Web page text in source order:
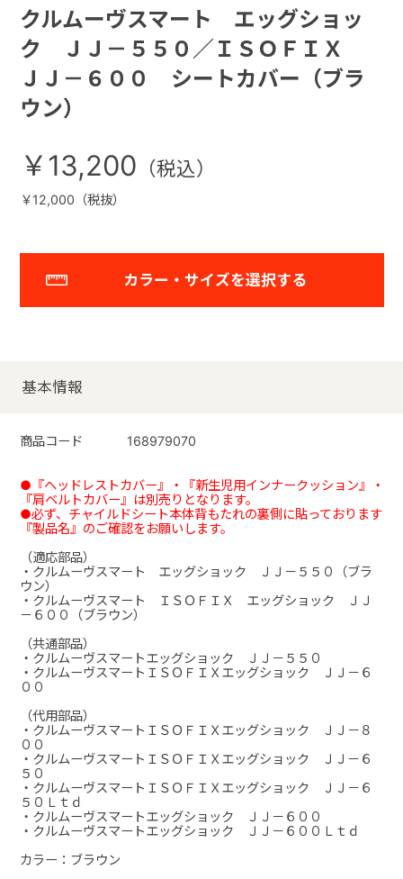
クルムーヴスマート エッグショッ
ク ＪＪ－５５０／ＩＳＯＦＩＸ
ＪＪ－６００ シートカバー（ブラ
ウン）
￥13,200
￥12,000（税抜）
カラー・サイズを選択する
基本情報
商品コード 168979070
●『ヘッドレストカバー』・『新生児用インナークッション』・
『肩ベルトカバー』は別売りとなります。
●必ず、チャイルドシート本体背もたれの裏側に貼っております
『製品名』のご確認をお願いします。
（適応部品）
・クルムーヴスマート エッグショック ＪＪ－５５０（ブラ
ウン）
・クルムーヴスマート ＩＳＯＦＩＸ エッグショック ＪＪ
－６００（ブラウン）
（共通部品）
・クルムーヴスマートエッグショック ＪＪ－５５０
・クルムーヴスマートＩＳＯＦＩＸエッグショック ＪＪ－６
００
（代用部品）
・クルムーヴスマートＩＳＯＦＩＸエッグショック ＪＪ－８
００
・クルムーヴスマートＩＳＯＦＩＸエッグショック ＪＪ－６
５０
・クルムーヴスマートＩＳＯＦＩＸエッグショック ＪＪ－６
５０Ｌｔｄ
・クルムーヴスマートエッグショック ＪＪ－６００
・クルムーヴスマートエッグショック ＪＪ－６００Ｌｔｄ
カラー：ブラウン